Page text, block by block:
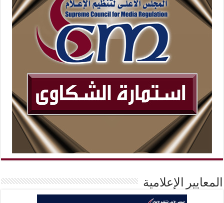
المعايير الإعلامية